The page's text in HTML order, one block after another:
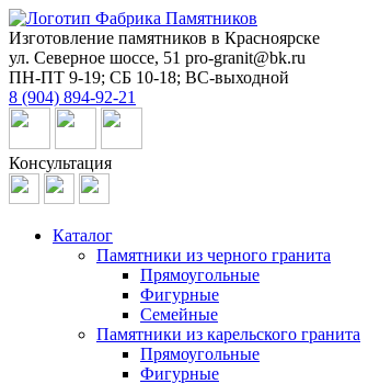
Изготовление памятников в Красноярске
ул. Северное шоссе, 51 pro-granit@bk.ru
ПН-ПТ 9-19; СБ 10-18; ВС-выходной
8 (904) 894-92-21
Консультация
Каталог
Памятники из черного гранита
Прямоугольные
Фигурные
Семейные
Памятники из карельского гранита
Прямоугольные
Фигурные